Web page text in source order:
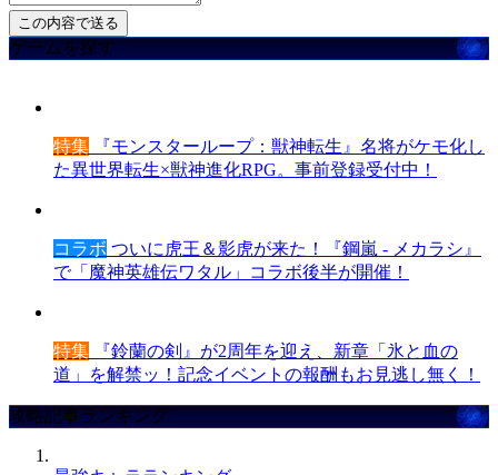
ゲームを探す
特集 『モンスターループ：獣神転生』名将がケモ化し
た異世界転生×獣神進化RPG。事前登録受付中！
コラボ ついに虎王＆影虎が来た！『鋼嵐 - メカラシ』
で「魔神英雄伝ワタル」コラボ後半が開催！
特集 『鈴蘭の剣』が2周年を迎え、新章「氷と血の
道」を解禁ッ！記念イベントの報酬もお見逃し無く！
攻略記事ランキング